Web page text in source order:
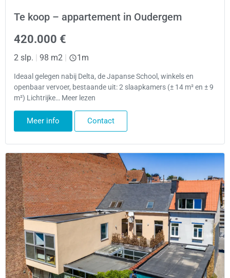
Te koop – appartement in Oudergem
420.000 €
2 slp. | 98 m2 | 1m
Ideaal gelegen nabij Delta, de Japanse School, winkels en
openbaar vervoer, bestaande uit: 2 slaapkamers (± 14 m² en ± 9
m²) Lichtrijke… Meer lezen
Meer info Contact